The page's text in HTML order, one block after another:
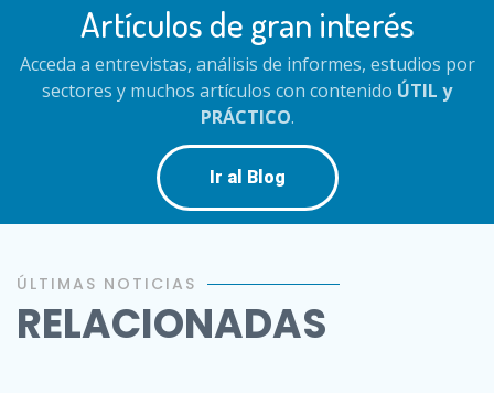
Artículos de gran interés
Acceda a entrevistas, análisis de informes, estudios por
sectores y muchos artículos con contenido ÚTIL y
PRÁCTICO.
Ir al Blog
ÚLTIMAS NOTICIAS
RELACIONADAS